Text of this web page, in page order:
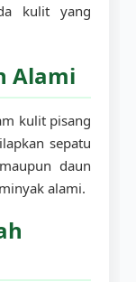
kulit yang
Alami
kulit pisang
sepatu
daun
alami.